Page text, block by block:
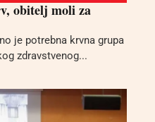
obitelj moli za
je potrebna krvna grupa
zdravstvenog...